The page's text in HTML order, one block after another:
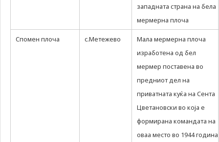
западната страна на бела
мермерна плоча
Спомен плоча с.Метежево
Мала мермерна плоча
изработена од бел
мермер поставена во
предниот дел на
приватната куќа на Сента
Цветановски во која е
формирана командата на
оваа место во 1944 година